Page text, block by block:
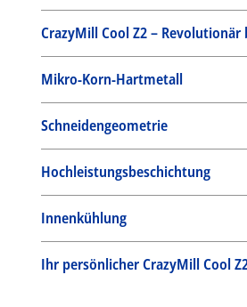
CrazyMill Cool Z2 – Revolutionär
Mikro-Korn-Hartmetall
Schneidengeometrie
Hochleistungsbeschichtung
Innenkühlung
Ihr persönlicher CrazyMill Cool